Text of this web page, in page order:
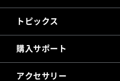
トピックス
購入サポート
アクセサリー